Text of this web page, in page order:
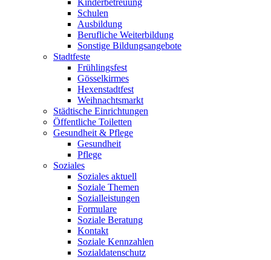
Kinderbetreuung
Schulen
Ausbildung
Berufliche Weiterbildung
Sonstige Bildungsangebote
Stadtfeste
Frühlingsfest
Gösselkirmes
Hexenstadtfest
Weihnachtsmarkt
Städtische Einrichtungen
Öffentliche Toiletten
Gesundheit & Pflege
Gesundheit
Pflege
Soziales
Soziales aktuell
Soziale Themen
Sozialleistungen
Formulare
Soziale Beratung
Kontakt
Soziale Kennzahlen
Sozialdatenschutz